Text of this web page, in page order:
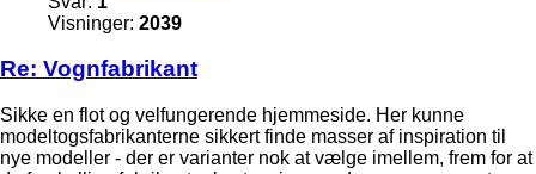
Visninger: 2039
Re: Vognfabrikant
Sikke en flot og velfungerende hjemmeside. Her kunne
modeltogsfabrikanterne sikkert finde masser af inspiration til
nye modeller - der er varianter nok at vælge imellem, frem for at